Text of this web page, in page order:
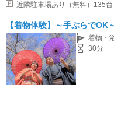
近隣駐車場あり（無料）135台
【着物体験】～手ぶらでOK
着物・
30分